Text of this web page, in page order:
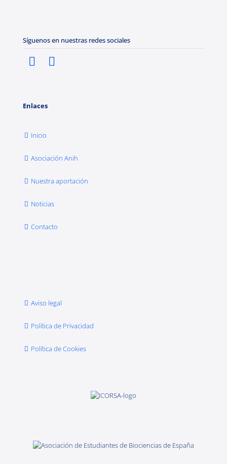
Síguenos en nuestras redes sociales
Enlaces
Inicio
Asociación Anih
Nuestra aportación
Noticias
Contacto
Aviso legal
Política de Privacidad
Política de Cookies